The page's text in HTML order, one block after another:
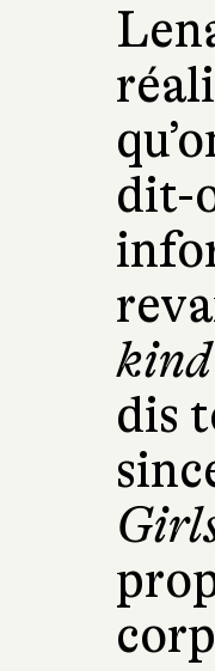
dit-
dis